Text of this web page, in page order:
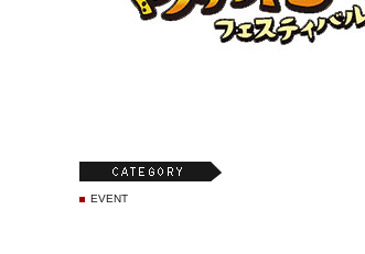
EVENT